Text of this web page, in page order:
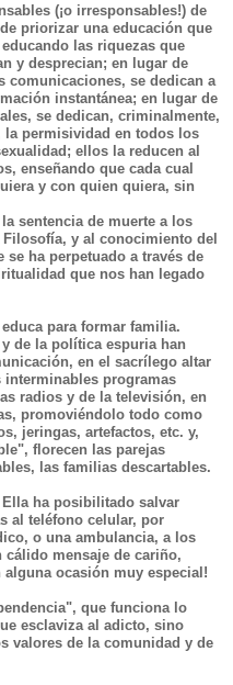
(¡o irresponsables!) de
priorizar una educación que
las riquezas que
y desprecian; en lugar de
comunicaciones, se dedican a
instantánea; en lugar de
se dedican, criminalmente,
permisividad en todos los
ellos la reducen al
enseñando que cada cual
y con quien quiera, sin
sentencia de muerte a los
y al conocimiento del
ha perpetuado a través de
que nos han legado
para formar familia.
de la política espuria han
en el sacrílego altar
programas
radios y de la televisión, en
promoviéndolo todo como
jeringas, artefactos, etc. y,
florecen las parejas
las familias descartables.
ha posibilitado salvar
al teléfono celular, por
o una ambulancia, a los
mensaje de cariño,
ocasión muy especial!
que funciona lo
esclaviza al adicto, sino
valores de la comunidad y de